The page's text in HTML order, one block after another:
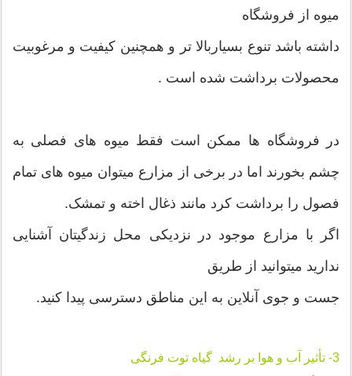
میوه از فروشگاه
داشته باشد تنوع بسیاربالا تر و همچنین کیفیت و مرغوبیت
محصولات برداشت شده است .
در فروشگاه ها ممکن است فقط میوه های فصلی به
چشم بخورند اما در برخی از مزارع میتوان میوه های تمام
فصول را برداشت کرد مانند ذغال اخته و تمشک.
اگر با مزارع موجود در نزدیکی محل زندگیتان آشنایی
ندارید میتوانید از طریق
جست و جوی آنلاین به این مناطق دسترسی پیدا کنید.
3- تأثیر آب و هوا بر رشد گیاه توت فرنگی